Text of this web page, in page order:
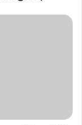
آشنایی
غربالگری